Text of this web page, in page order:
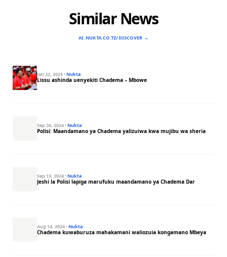
Similar News
AI.NUKTA.CO.TZ/DISCOVER →
Jan 22, 2025· Nukta
Lissu ashinda uenyekiti Chadema – Mbowe
Sep 26, 2024· Nukta
Polisi: Maandamano ya Chadema yalizuiwa kwa mujibu wa sheria
Sep 13, 2024· Nukta
Jeshi la Polisi lapiga marufuku maandamano ya Chadema Dar
Aug 14, 2024· Nukta
Chadema kuwaburuza mahakamani waliozuia kongamano Mbeya